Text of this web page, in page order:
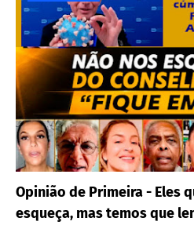
Opinião de Primeira - Eles
esqueça, mas temos que